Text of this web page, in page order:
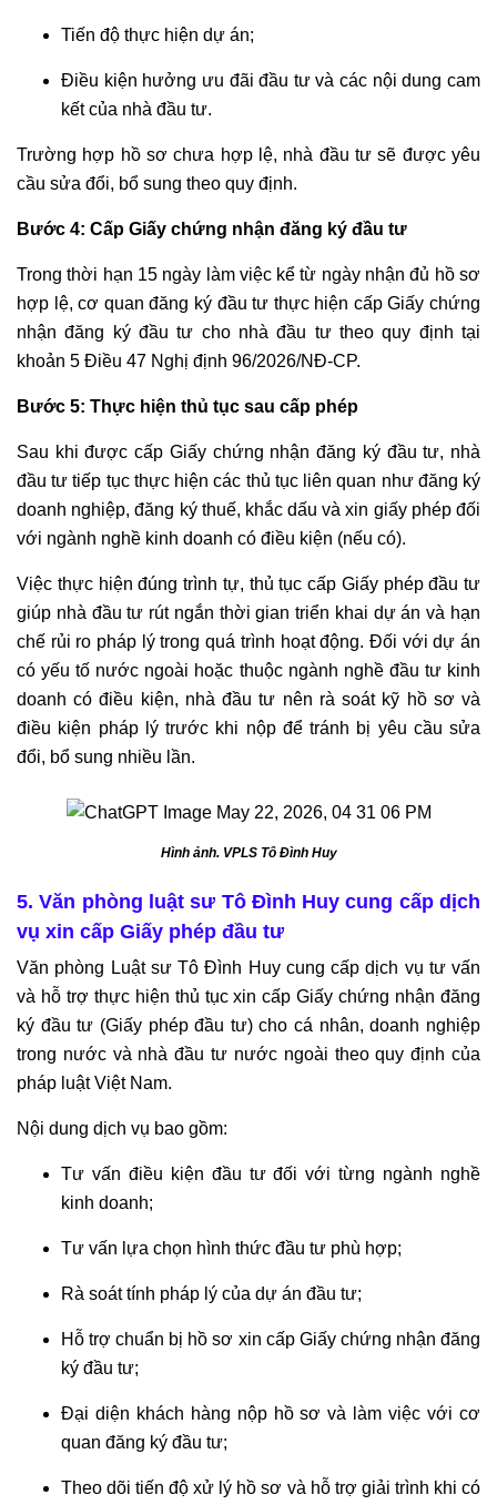
HÔN
YẾU
NGOÀI
TƯ
GIÀNH
QUYỀN
NUÔI
CON
KHI
LY
TƯ
VẤN
TRANH
TÀI
SẢN
CHUNG
SAU
LY
HÔN
THỎA
THUẬN
PHÂN
SẢN
TRONG
KỲ
HÔN
NHÂN
LUẬT
DÂN
VẤN
DỊCH
VỤ
Tiến độ thực hiện dự án;
Điều kiện hưởng ưu đãi đầu tư và các nội dung cam
kết của nhà đầu tư.
Trường hợp hồ sơ chưa hợp lệ, nhà đầu tư sẽ được yêu
cầu sửa đổi, bổ sung theo quy định.
Bước 4: Cấp Giấy chứng nhận đăng ký đầu tư
Trong thời hạn 15 ngày làm việc kể từ ngày nhận đủ hồ sơ
hợp lệ, cơ quan đăng ký đầu tư thực hiện cấp Giấy chứng
nhận đăng ký đầu tư cho nhà đầu tư theo quy định tại
khoản 5 Điều 47 Nghị định 96/2026/NĐ-CP.
Bước 5: Thực hiện thủ tục sau cấp phép
Sau khi được cấp Giấy chứng nhận đăng ký đầu tư, nhà
đầu tư tiếp tục thực hiện các thủ tục liên quan như đăng ký
doanh nghiệp, đăng ký thuế, khắc dấu và xin giấy phép đối
với ngành nghề kinh doanh có điều kiện (nếu có).
Việc thực hiện đúng trình tự, thủ tục cấp Giấy phép đầu tư
giúp nhà đầu tư rút ngắn thời gian triển khai dự án và hạn
chế rủi ro pháp lý trong quá trình hoạt động. Đối với dự án
có yếu tố nước ngoài hoặc thuộc ngành nghề đầu tư kinh
doanh có điều kiện, nhà đầu tư nên rà soát kỹ hồ sơ và
điều kiện pháp lý trước khi nộp để tránh bị yêu cầu sửa
đổi, bổ sung nhiều lần.
Hình ảnh. VPLS Tô Đình Huy
5. Văn phòng luật sư Tô Đình Huy cung cấp dịch
vụ xin cấp Giấy phép đầu tư
Văn phòng Luật sư Tô Đình Huy cung cấp dịch vụ tư vấn
và hỗ trợ thực hiện thủ tục xin cấp Giấy chứng nhận đăng
ký đầu tư (Giấy phép đầu tư) cho cá nhân, doanh nghiệp
trong nước và nhà đầu tư nước ngoài theo quy định của
pháp luật Việt Nam.
Nội dung dịch vụ bao gồm:
Tư vấn điều kiện đầu tư đối với từng ngành nghề
kinh doanh;
Tư vấn lựa chọn hình thức đầu tư phù hợp;
Rà soát tính pháp lý của dự án đầu tư;
Hỗ trợ chuẩn bị hồ sơ xin cấp Giấy chứng nhận đăng
ký đầu tư;
Đại diện khách hàng nộp hồ sơ và làm việc với cơ
quan đăng ký đầu tư;
Theo dõi tiến độ xử lý hồ sơ và hỗ trợ giải trình khi có